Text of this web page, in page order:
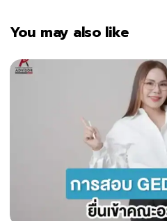
You may also like